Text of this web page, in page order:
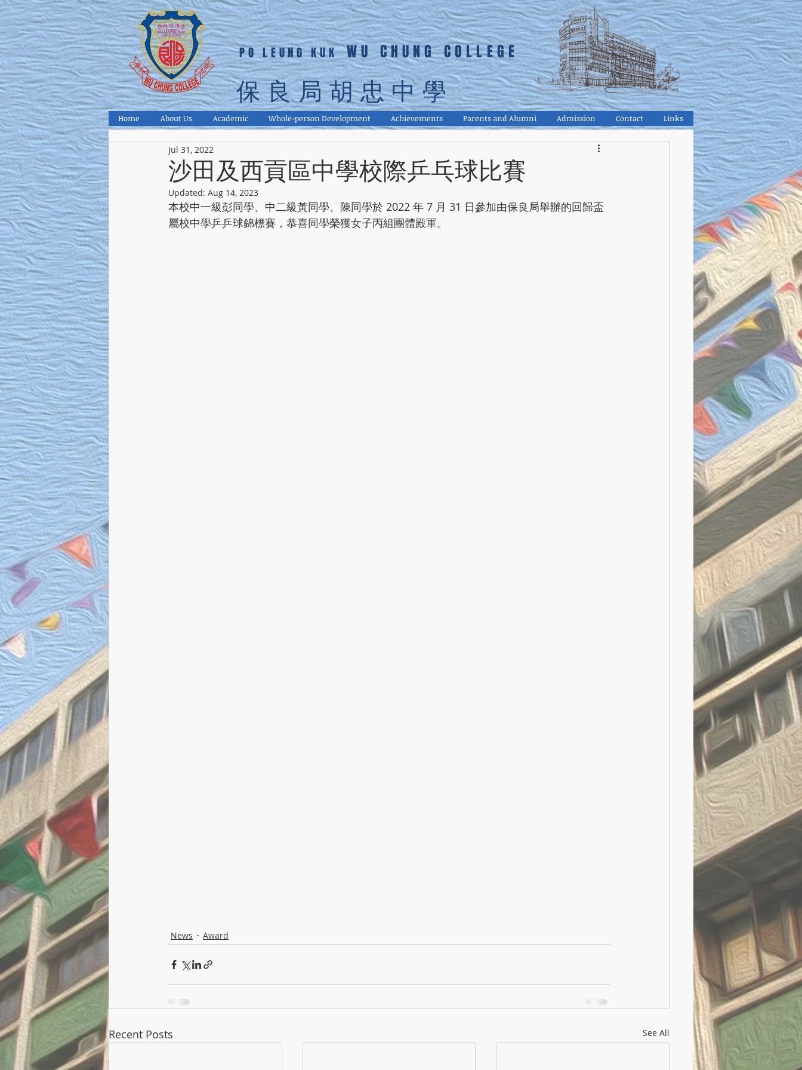
PO LEUNG KUK WU CHUNG COLLEGE
保良局胡忠中學
Home About Us Academic Whole-person Development Achievements Parents and Alumni Admission Contact Links
沙田及西貢區中學校際乒乓球比賽
Jul 31, 2022
Updated: Aug 14, 2023
本校中一級彭同學、中二級黃同學、陳同學於 2022 年 7 月 31 日參加由保良局舉辦的回歸盃
屬校中學乒乒球錦標賽，恭喜同學榮獲女子丙組團體殿軍。
News Award
Recent Posts See All